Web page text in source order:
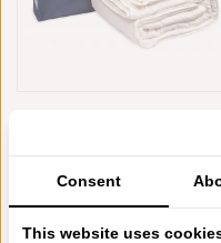
DEKBED, 100% LAMSWOL,
€298,00
Consent
This website uses